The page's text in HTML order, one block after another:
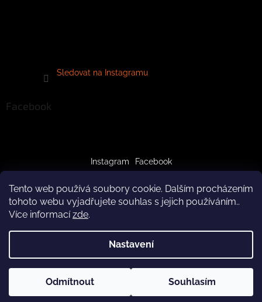
Tento web používá soubory cookie. Dalším procházením
tohoto webu vyjadřujete souhlas s jejich používáním..
Více informacízde.
Nastavení
Odmítnout Souhlasím
Z důvodu čerpání dovolené budeme produkty doručovat až po
Sledovat na Instagramu
Facebook
Instagram Facebook
crazypaws.cz
Upravit nastavení cookies